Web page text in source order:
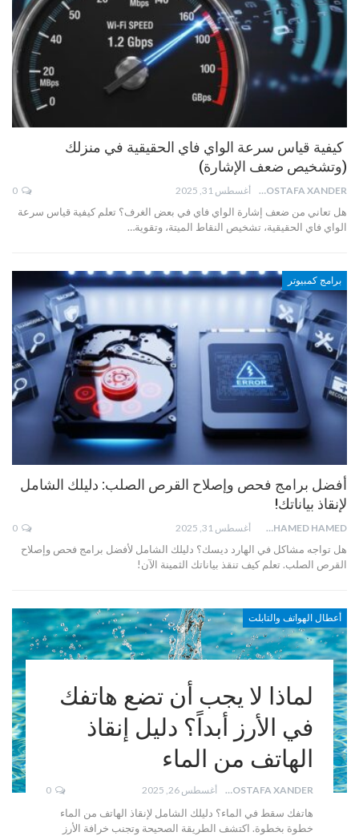
كيفية قياس سرعة الواي فاي الحقيقية في منزلك
(وتشخيص ضعف الإشارة)
MOSTAFA XANDER أغسطس 31, 2025
هل تعاني من ضعف إشارة الواي فاي في بعض الغرف؟ تعلم كيفية قياس سرعة
الواي فاي الحقيقية، تشخيص النقاط الميتة، وتقوية…
برامج كمبيوتر
أفضل برامج فحص وإصلاح القرص الصلب: دليلك الشامل
لإنقاذ بياناتك!
MOHAMED HAMED أغسطس 31, 2025
هل تواجه مشاكل في الهارد ديسك؟ دليلك الشامل لأفضل برامج فحص وإصلاح
القرص الصلب. تعلم كيف تنقذ بياناتك الثمينة الآن!
أعطال الهواتف والتابلت
لماذا لا يجب أن تضع هاتفك
في الأرز أبداً؟ دليل إنقاذ
الهاتف من الماء
MOSTAFA XANDER أغسطس 26, 2025 0
هاتفك سقط في الماء؟ دليلك الشامل لإنقاذ الهاتف من الماء
خطوة بخطوة. اكتشف الطريقة الصحيحة وتجنب خرافة الأرز